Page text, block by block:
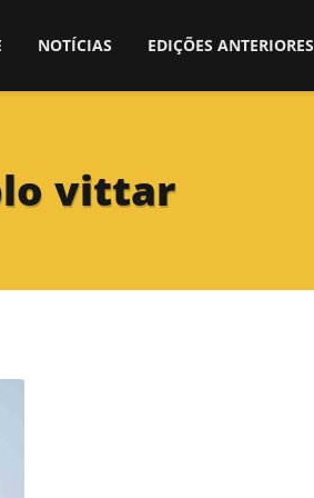
NOTÍCIAS EDIÇÕES ANTERIORES
vittar